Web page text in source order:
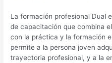
La formación profesional Dual
de capacitación que combina
con la práctica y la formación
permite a la persona joven
trayectoria profesional, y a la